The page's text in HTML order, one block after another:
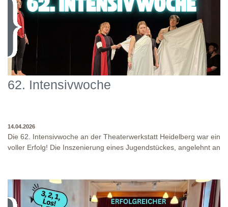
62. Intensivwoche
14.04.2026
Die 62. Intensivwoche an der Theaterwerkstatt Heidelberg war ein
voller Erfolg! Die Inszenierung eines Jugendstückes, angelehnt an
Auseinandersetzung mit den Inhalten und Themen dieser Stücke
statt, sowie eine enge Zusammenarbeit in den
Inszenierungsprozessen. Beide Inszenierungen wurden am Ende
WO?
THEATERWERKSTATT HEIDELBERG: KLINGENTEICHSTR. 8, NÄHE